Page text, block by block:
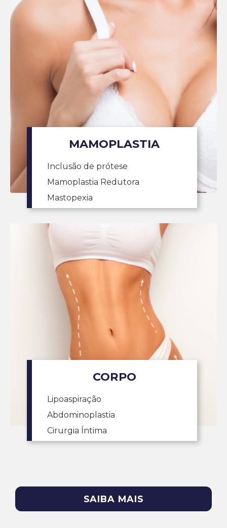
MAMOPLASTIA
Inclusão de prótese
Mamoplastia Redutora
Mastopexia
CORPO
Lipoaspiração
Abdominoplastia
Cirurgia Íntima
SAIBA MAIS